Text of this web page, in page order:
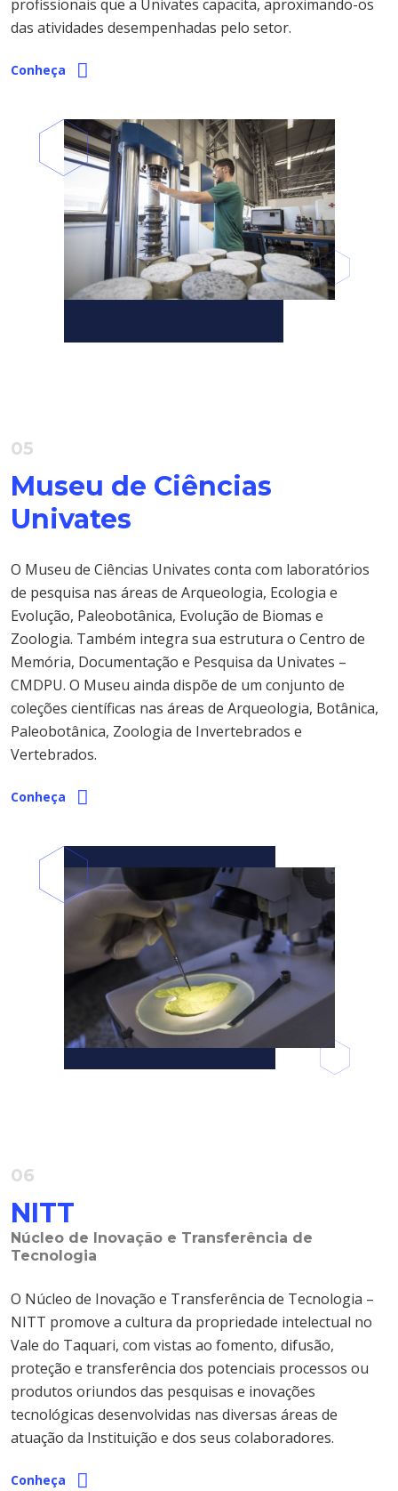
profissionais que a Univates capacita, aproximando-os
das atividades desempenhadas pelo setor.
Conheça
05
Museu de Ciências
Univates
O Museu de Ciências Univates conta com laboratórios
de pesquisa nas áreas de Arqueologia, Ecologia e
Evolução, Paleobotânica, Evolução de Biomas e
Zoologia. Também integra sua estrutura o Centro de
Memória, Documentação e Pesquisa da Univates –
CMDPU. O Museu ainda dispõe de um conjunto de
coleções científicas nas áreas de Arqueologia, Botânica,
Paleobotânica, Zoologia de Invertebrados e
Vertebrados.
Conheça
06
NITT
Núcleo de Inovação e Transferência de
Tecnologia
O Núcleo de Inovação e Transferência de Tecnologia –
NITT promove a cultura da propriedade intelectual no
Vale do Taquari, com vistas ao fomento, difusão,
proteção e transferência dos potenciais processos ou
produtos oriundos das pesquisas e inovações
tecnológicas desenvolvidas nas diversas áreas de
atuação da Instituição e dos seus colaboradores.
Conheça